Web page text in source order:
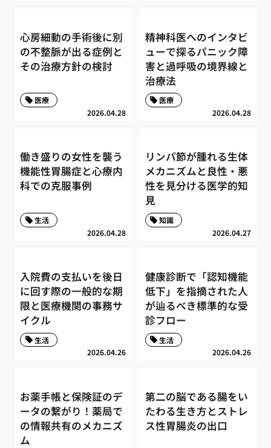
心房細動の手術後に別
の不整脈が出る症例と
その治療方針の検討
2026.04.28
医療
精神科医へのインタビ
ューで探るパニック障
害と過呼吸の境界線と
治療法
2026.04.28
医療
働き盛りの女性を襲う
機能性胃腸症と心療内
科での克服事例
2026.04.28
生活
リンパ節が腫れる生体
メカニズムと良性・悪
性を見分ける医学的知
見
2026.04.27
知識
入院費の支払いを後日
に回す際の一般的な期
限と医療機関の事務サ
イクル
2026.04.26
生活
健康診断で「認知機能
低下」を指摘された人
が辿るべき標準的な受
診フロー
2026.04.26
生活
お薬手帳と保険証のデ
ータの繋がり！薬局で
の情報共有のメカニズ
ム
第二の脳である腸をい
たわる生き方とストレ
ス性胃腸炎の出口